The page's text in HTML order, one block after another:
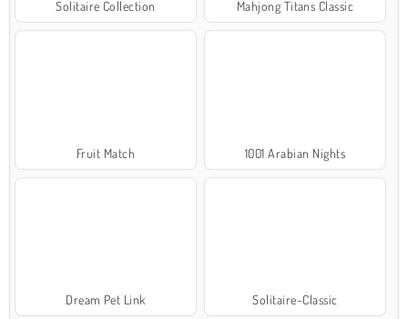
Solitaire Collection Mahjong Titans Classic
Fruit Match 1001 Arabian Nights
Dream Pet Link Solitaire-Classic